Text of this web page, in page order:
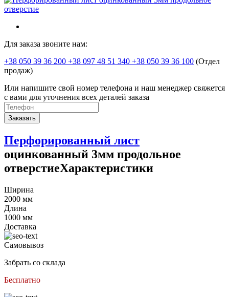
Для заказа звоните нам:
+38 050 39 36 200 +38 097 48 51 340 +38 050 39 36 100 (Отдел
продаж)
Или напишите свой номер телефона и наш менеджер свяжется
с вами для уточнения всех деталей заказа
Заказать
Перфорированный лист
оцинкованный 3мм продольное
отверстиеХарактеристики
Ширина
2000 мм
Длина
1000 мм
Доставка
Самовывоз
Забрать со склада
Бесплатно